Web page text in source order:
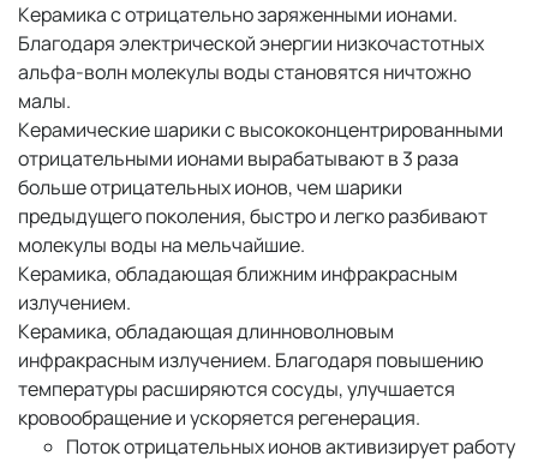
Керамика с отрицательно заряженными ионами.
Благодаря электрической энергии низкочастотных
альфа-волн молекулы воды становятся ничтожно
малы.
Керамические шарики с высококонцентрированными
отрицательными ионами вырабатывают в 3 раза
больше отрицательных ионов, чем шарики
предыдущего поколения, быстро и легко разбивают
молекулы воды на мельчайшие.
Керамика, обладающая ближним инфракрасным
излучением.
Керамика, обладающая длинноволновым
инфракрасным излучением. Благодаря повышению
температуры расширяются сосуды, улучшается
кровообращение и ускоряется регенерация.
Поток отрицательных ионов активизирует работу